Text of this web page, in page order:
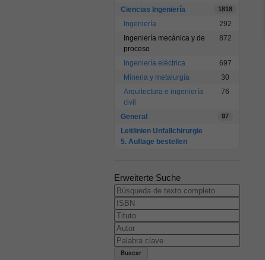
Ciencias Ingeniería 1818
Ingeniería
292
Ingeniería mecánica y de
proceso
872
Ingeniería eléctrica
697
Mineria y metalurgía
30
Arquitectura e ingeniería
civil
76
General 97
Leitlinien Unfallchirurgie
5. Auflage bestellen
Erweiterte Suche